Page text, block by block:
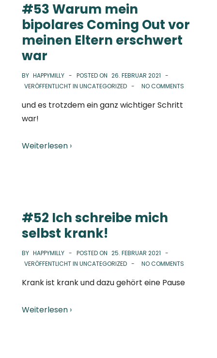
#53 Warum mein
bipolares Coming Out vor
meinen Eltern erschwert
war
BY HAPPYMILLY POSTED ON 26. FEBRUAR 2021
VERÖFFENTLICHT IN UNCATEGORIZED NO COMMENTS
und es trotzdem ein ganz wichtiger Schritt
war!
Weiterlesen ›
#52 Ich schreibe mich
selbst krank!
BY HAPPYMILLY POSTED ON 25. FEBRUAR 2021
VERÖFFENTLICHT IN UNCATEGORIZED NO COMMENTS
Krank ist krank und dazu gehört eine Pause
Weiterlesen ›